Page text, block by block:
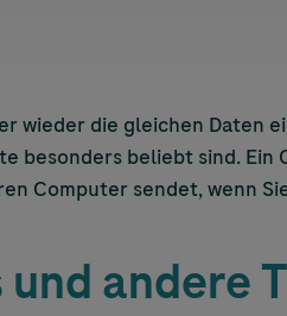
wieder die gleichen Daten
besonders beliebt sind. Ein
Computer sendet, wenn
andere